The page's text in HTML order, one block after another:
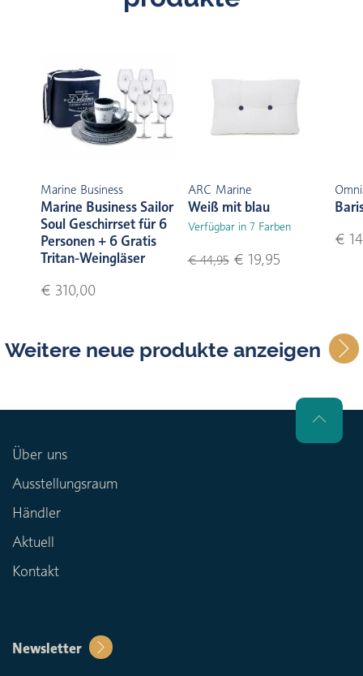
Marine Business
Marine Business Sailor
Soul Geschirrset für 6
Personen + 6 Gratis
Tritan-Weingläser
€ 310,00
ARC Marine
Weiß mit blau
Verfügbar in 7 Farben
€ 44,95€ 19,95
€
Weitere neue produkte anzeigen
Über uns
Ausstellungsraum
Händler
Aktuell
Kontakt
Newsletter